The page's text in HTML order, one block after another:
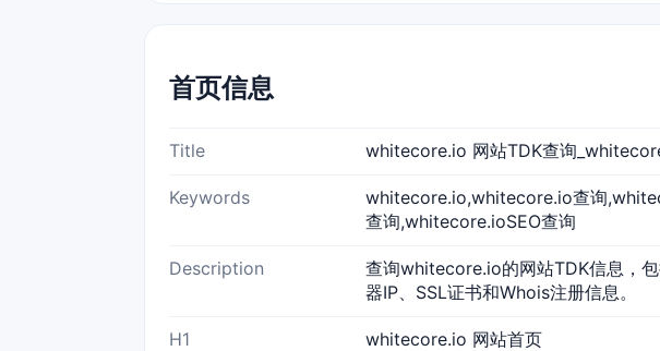
首页信息
Title whitecore.io 网站TDK查询
Keywords
whitecore.io,whitecore.io查询
查询,whitecore.ioSEO查询
Description
查询whitecore.io的网站TDK信息，
器IP、SSL证书和Whois注册信息。
H1 whitecore.io 网站首页